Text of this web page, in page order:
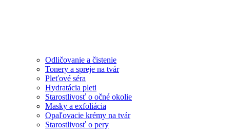
Odličovanie a čistenie
Tonery a spreje na tvár
Pleťové séra
Hydratácia pleti
Starostlivosť o očné okolie
Masky a exfoliácia
Opaľovacie krémy na tvár
Starostlivosť o pery